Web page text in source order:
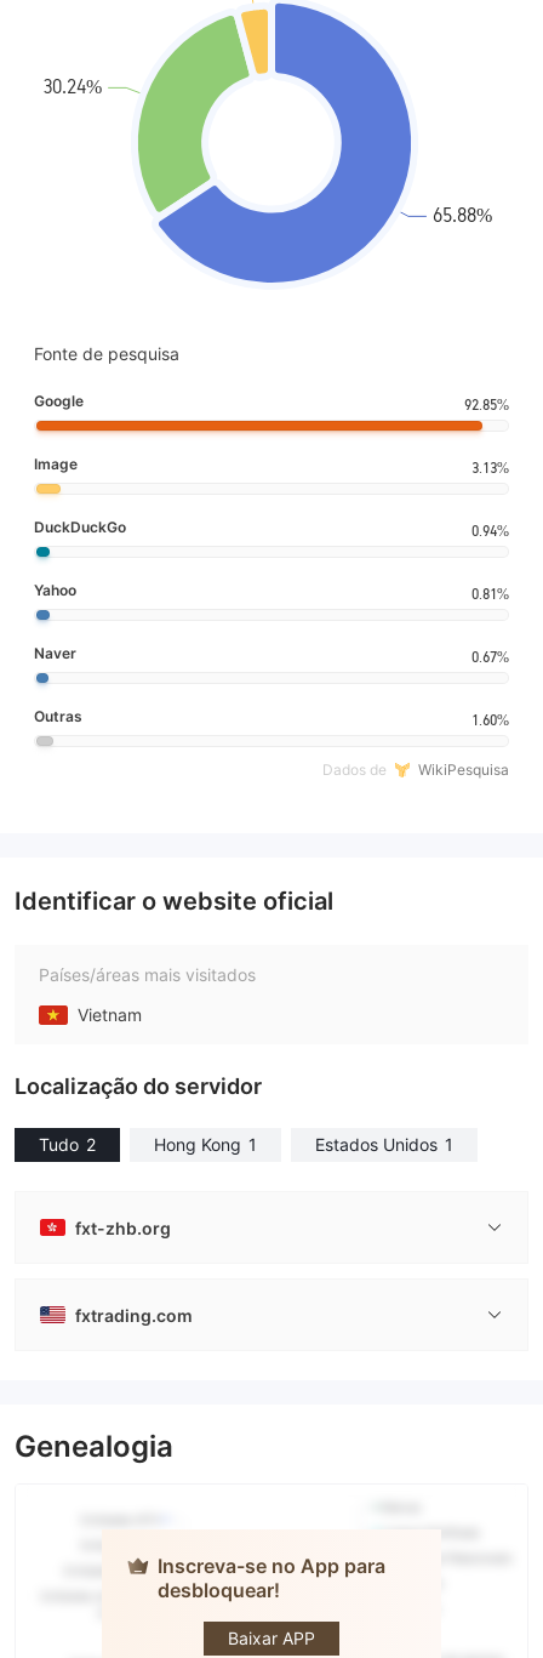
Fonte de pesquisa
Google 92.85%
Image 3.13%
DuckDuckGo 0.94%
Yahoo 0.81%
Naver 0.67%
Outras 1.60%
Dados de WikiPesquisa
Identificar o website oficial
Países/áreas mais visitados
Vietnam
Localização do servidor
Tudo 2 Hong Kong 1 Estados Unidos 1
fxt-zhb.org
fxtrading.com
Genealogia
Inscreva-se no App para
desbloquear!
Baixar APP